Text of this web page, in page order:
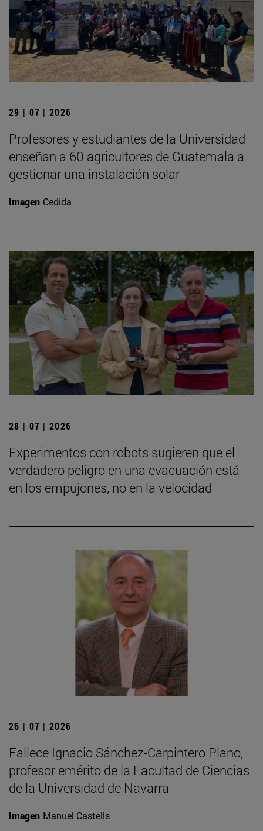
29 | 07 | 2026
Profesores y estudiantes de la Universidad
enseñan a 60 agricultores de Guatemala a
gestionar una instalación solar
Imagen Cedida
28 | 07 | 2026
Experimentos con robots sugieren que el
verdadero peligro en una evacuación está
en los empujones, no en la velocidad
26 | 07 | 2026
Fallece Ignacio Sánchez-Carpintero Plano,
profesor emérito de la Facultad de Ciencias
de la Universidad de Navarra
Imagen Manuel Castells